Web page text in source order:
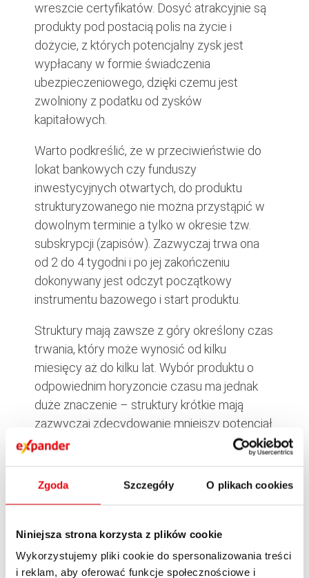
Zgoda Szczegóły O plikach cookies
Niniejsza strona korzysta z plików cookie
Wykorzystujemy pliki cookie do spersonalizowania treści
i reklam, aby oferować funkcje społecznościowe i
wreszcie certyfikatów. Dosyć atrakcyjnie są
produkty pod postacią polis na życie i
dożycie, z których potencjalny zysk jest
wypłacany w formie świadczenia
ubezpieczeniowego, dzięki czemu jest
zwolniony z podatku od zysków
kapitałowych.
Warto podkreślić, że w przeciwieństwie do
lokat bankowych czy funduszy
inwestycyjnych otwartych, do produktu
strukturyzowanego nie można przystąpić w
dowolnym terminie a tylko w okresie tzw.
subskrypcji (zapisów). Zazwyczaj trwa ona
od 2 do 4 tygodni i po jej zakończeniu
dokonywany jest odczyt początkowy
instrumentu bazowego i start produktu.
Struktury mają zawsze z góry określony czas
trwania, który może wynosić od kilku
miesięcy aż do kilku lat. Wybór produktu o
odpowiednim horyzoncie czasu ma jednak
duże znaczenie – struktury krótkie mają
zazwyczaj zdecydowanie mniejszy potencjał
zysku niż ich dłuższe odpowiedniki (3-4 lata).
Wynika to z faktu, że przy krótkich strukturach
prawie cały kapitał przeznaczany jest na
formuły wypłaty np. ograniczając
maksymalny zysk. Z kolei w przypadku
produktów dłuższych można przeznaczyć